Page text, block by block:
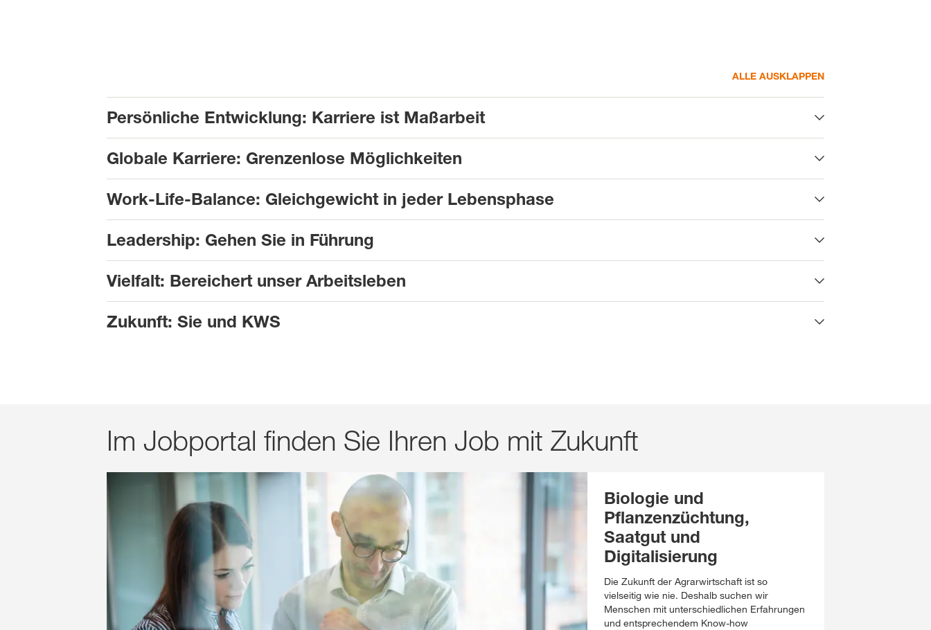
ALLE AUSKLAPPEN
Persönliche Entwicklung: Karriere ist Maßarbeit
Globale Karriere: Grenzenlose Möglichkeiten
Work-Life-Balance: Gleichgewicht in jeder Lebensphase
Leadership: Gehen Sie in Führung
Vielfalt: Bereichert unser Arbeitsleben
Zukunft: Sie und KWS
Im Jobportal finden Sie Ihren Job mit Zukunft
Biologie und
Pflanzenzüchtung,
Saatgut und
Digitalisierung
Die Zukunft der Agrarwirtschaft ist so
vielseitig wie nie. Deshalb suchen wir
Menschen mit unterschiedlichen Erfahrungen
und entsprechendem Know-how